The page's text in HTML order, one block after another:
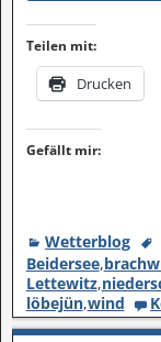
Teilen mit:
Drucken
Gefällt mir:
Wetterblog
Beidersee,
Lettewitz,
löbejün,wind